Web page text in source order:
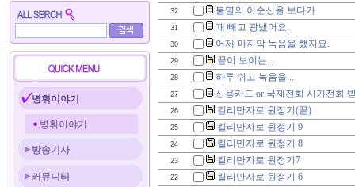
병휘이야기
병휘이야기
방송기사
커뮤니티
32 불멸의 이순신을 보다가
31 때 빼고 광냈어요.
30 어제 마지막 녹음을 했지요.
29 끝이 보이는...
28 하루 쉬고 녹음을...
27 신용카드 or 국제전화 시기전화
26 킬리만자로 원정기(끝)
25 킬리만자로 원정기 9
24 킬리만자로 원정기 8
23 킬리만자로 원정기7
22 킬리만자로 원정기 6